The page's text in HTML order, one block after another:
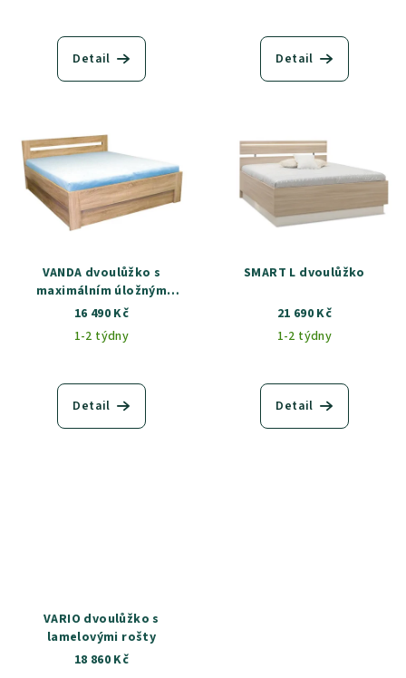
Detail Detail
VANDA dvoulůžko s
maximálním úložným
prostorem
16 490 Kč
1-2 týdny
Detail
SMART L dvoulůžko
21 690 Kč
1-2 týdny
Detail
VARIO dvoulůžko s
lamelovými rošty
18 860 Kč